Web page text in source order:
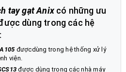
tay gạt Anixcó những ưu
dùng trong các hệ
đượcdùng trong hệ thống xử lý
viện.
được dùng trong các nhà máy